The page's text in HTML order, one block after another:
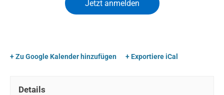
+ Zu Google Kalender hinzufügen + Exportiere iCal
Details